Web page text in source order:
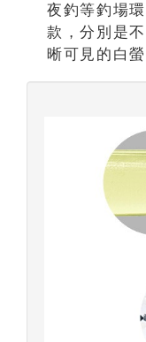
夜釣等釣場
款，分別是
晰可見的白螢